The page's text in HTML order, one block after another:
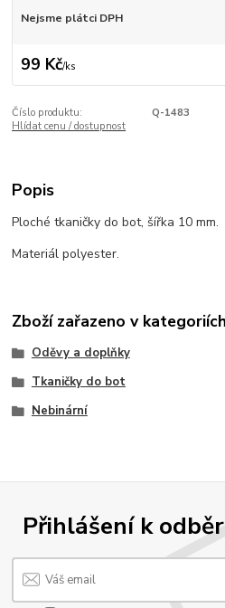
Nejsme plátci DPH
99 Kč/ks
Číslo produktu:
Q-1483
Hlídat cenu / dostupnost
Popis
Ploché tkaničky do bot, šířka 10 mm.
Materiál polyester.
Zboží zařazeno v kategoriích
Oděvy a doplňky
Tkaničky do bot
Nebinární
Přihlášení k